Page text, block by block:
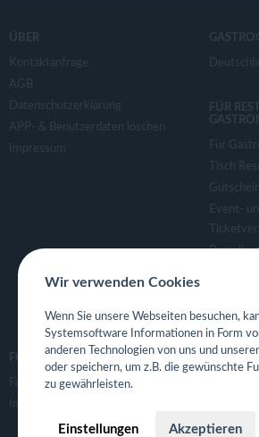
ÜBER
Kontaktanfrage
AGB
Datenschutzerklärung
APP- & Benutzerdaten löschen
Impressum
FÜR
Für
Tisch
Event-
Eigene
FOLGE UNS
Facebook
Instagram
Wir verwenden Cookies
Wenn Sie unsere Webseiten besuchen,
Systemsoftware Informationen in Form
anderen Technologien von uns und
oder speichern, um z.B. die gewünschte
zu gewährleisten.
Einstellungen Akzeptieren